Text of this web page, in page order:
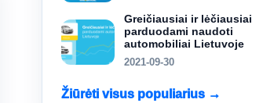
Greičiausiai ir lėčiausiai
parduodami naudoti
automobiliai Lietuvoje
2021-09-30
Žiūrėti visus populiarius →